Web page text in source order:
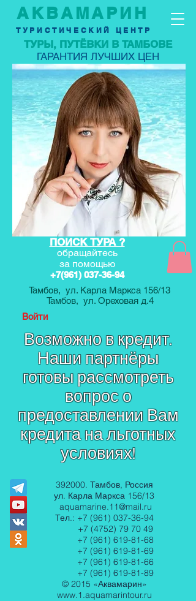
АКВАМАРИН
ТУРИСТИЧЕСКИЙ ЦЕНТР
ТУРЫ, ПУТЁВКИ В ТАМБОВЕ
ГАРАНТИЯ ЛУЧШИХ ЦЕН
ПОИСК ТУРА ?
обращайтесь
за помощью
+7(961) 037-36-94
Тамбов, ул. Карла Маркса 156/13
Тамбов, ул. Ореховая д.4
Войти
Возможно в кредит.
Наши партнёры
готовы рассмотреть
вопрос о
предоставлении Вам
кредита на льготных
условиях!
392000. Тамбов, Россия
ул. Карла Маркса 156/13
aquamarine.11@mail.ru
Тел.: +7 (961) 037-36-94
+7 (4752) 79 70 49
+7 (961) 619-81-68
+7 (961) 619-81-69
+7 (961) 619-81-66
+7 (961) 619-81-89
© 2015 «Аквамарин»
www.1.aquamarintour.ru